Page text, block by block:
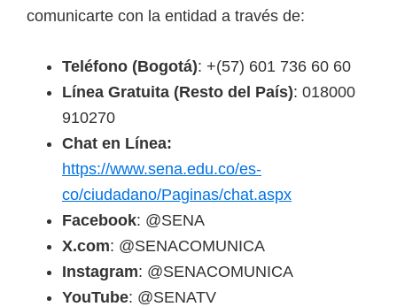
comunicarte con la entidad a través de:
Teléfono (Bogotá): +(57) 601 736 60 60
Línea Gratuita (Resto del País): 018000
910270
Chat en Línea:
https://www.sena.edu.co/es-
co/ciudadano/Paginas/chat.aspx
Facebook: @SENA
X.com: @SENACOMUNICA
Instagram: @SENACOMUNICA
YouTube: @SENATV